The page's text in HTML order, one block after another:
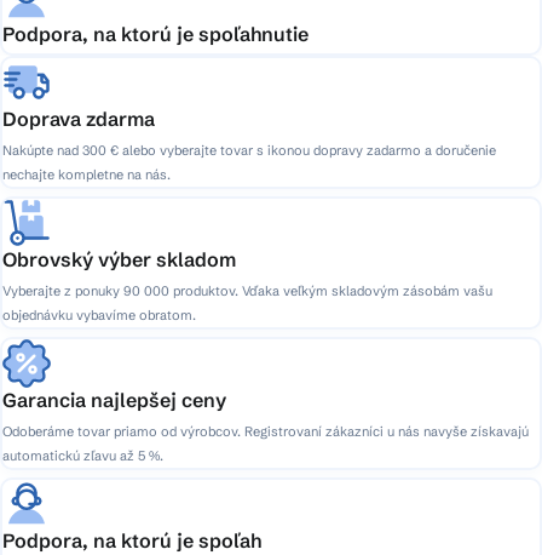
Podpora, na ktorú je spoľahnutie
Doprava zdarma
Nakúpte nad 300 € alebo vyberajte tovar s ikonou dopravy zadarmo a doručenie
nechajte kompletne na nás.
Obrovský výber skladom
Vyberajte z ponuky 90 000 produktov. Vďaka veľkým skladovým zásobám vašu
objednávku vybavíme obratom.
Garancia najlepšej ceny
Odoberáme tovar priamo od výrobcov. Registrovaní zákazníci u nás navyše získavajú
automatickú zľavu až 5 %.
Podpora, na ktorú je spoľah